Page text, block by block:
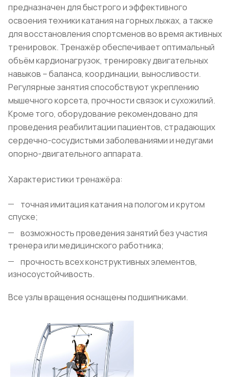
предназначен для быстрого и эффективного
освоения техники катания на горных лыжах, а также
для восстановления спортсменов во время активных
тренировок. Тренажёр обеспечивает оптимальный
объём кардионагрузок, тренировку двигательных
навыков – баланса, координации, выносливости.
Регулярные занятия способствуют укреплению
мышечного корсета, прочности связок и сухожилий.
Кроме того, оборудование рекомендовано для
проведения реабилитации пациентов, страдающих
сердечно-сосудистыми заболеваниями и недугами
опорно-двигательного аппарата.
Характеристики тренажёра:
точная имитация катания на пологом и крутом
спуске;
возможность проведения занятий без участия
тренера или медицинского работника;
прочность всех конструктивных элементов,
износоустойчивость.
Все узлы вращения оснащены подшипниками.